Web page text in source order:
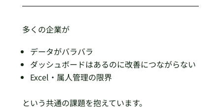
多くの企業が
データがバラバラ
ダッシュボードはあるのに改善につながらない
Excel・属人管理の限界
という共通の課題を抱えています。